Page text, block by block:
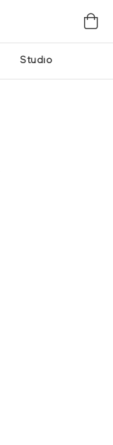
Studio